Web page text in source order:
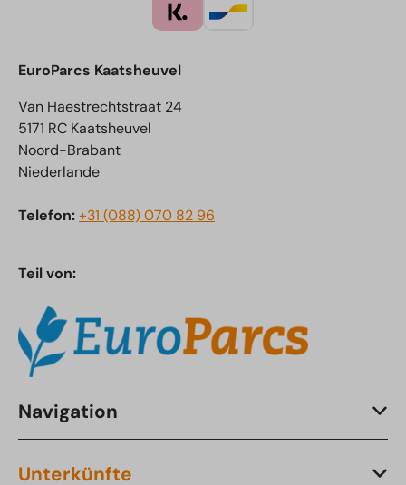
EuroParcs Kaatsheuvel
Van Haestrechtstraat 24
5171 RC Kaatsheuvel
Noord-Brabant
Niederlande
Telefon:+31 (088) 070 82 96
Teil von:
Navigation
Unterkünfte